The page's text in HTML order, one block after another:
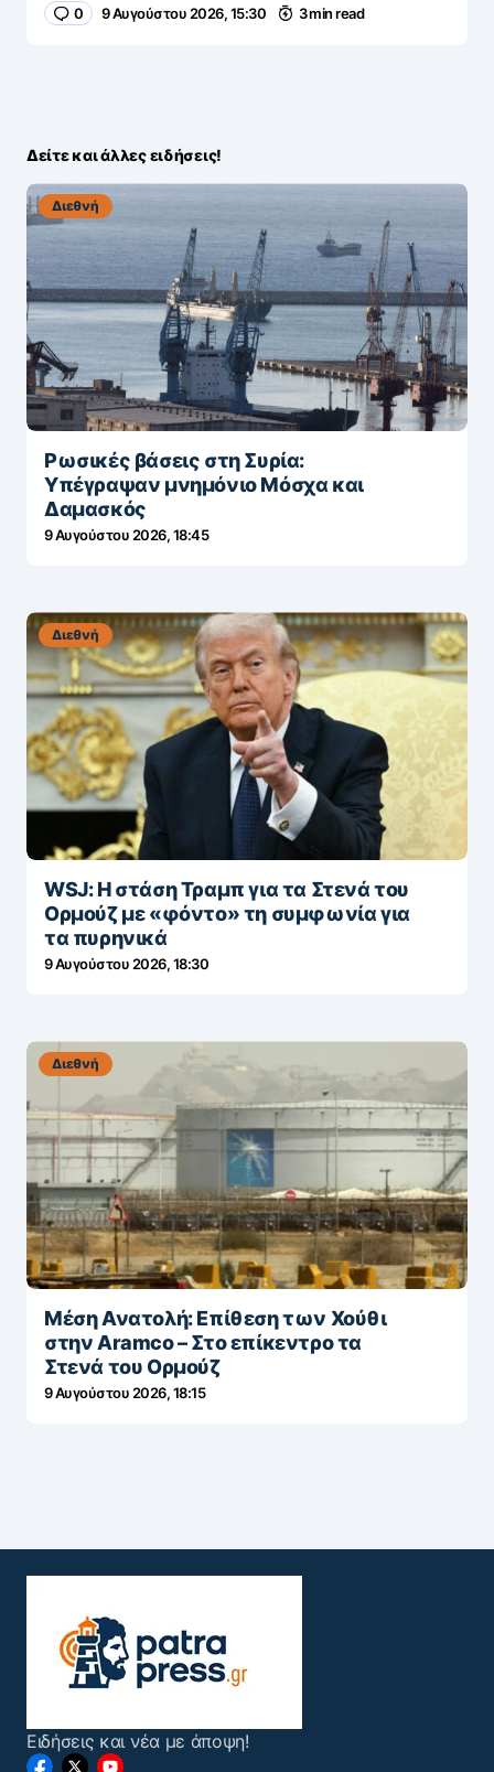
0 9 Αυγούστου 2026, 15:30 3 min read
Δείτε και άλλες ειδήσεις!
Διεθνή
Ρωσικές βάσεις στη Συρία:
Υπέγραψαν μνημόνιο Μόσχα και
Δαμασκός
9 Αυγούστου 2026, 18:45
Διεθνή
WSJ: Η στάση Τραμπ για τα Στενά του
Ορμούζ με «φόντο» τη συμφωνία για
τα πυρηνικά
9 Αυγούστου 2026, 18:30
Διεθνή
Μέση Ανατολή: Επίθεση των Χούθι
στην Aramco – Στο επίκεντρο τα
Στενά του Ορμούζ
9 Αυγούστου 2026, 18:15
Ειδήσεις και νέα με άποψη!